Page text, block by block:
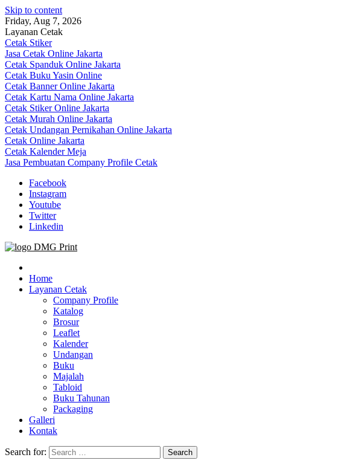
Skip to content
Friday, Aug 7, 2026
Layanan Cetak
Cetak Stiker
Jasa Cetak Online Jakarta
Cetak Spanduk Online Jakarta
Cetak Buku Yasin Online
Cetak Banner Online Jakarta
Cetak Kartu Nama Online Jakarta
Cetak Stiker Online Jakarta
Cetak Murah Online Jakarta
Cetak Undangan Pernikahan Online Jakarta
Cetak Online Jakarta
Cetak Kalender Meja
Jasa Pembuatan Company Profile Cetak
Facebook
Instagram
Youtube
Twitter
Linkedin
Jasa Cetak Online DMG Printing
Home
Layanan Cetak
Company Profile
Katalog
Brosur
Leaflet
Kalender
Undangan
Buku
Majalah
Tabloid
Buku Tahunan
Packaging
Galleri
Kontak
Search for: